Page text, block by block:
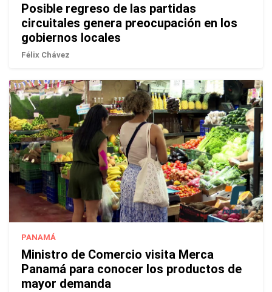
Posible regreso de las partidas
circuitales genera preocupación en los
gobiernos locales
Félix Chávez
PANAMÁ
Ministro de Comercio visita Merca
Panamá para conocer los productos de
mayor demanda